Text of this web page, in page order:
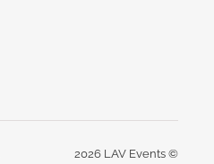
2026 LAV Events ©